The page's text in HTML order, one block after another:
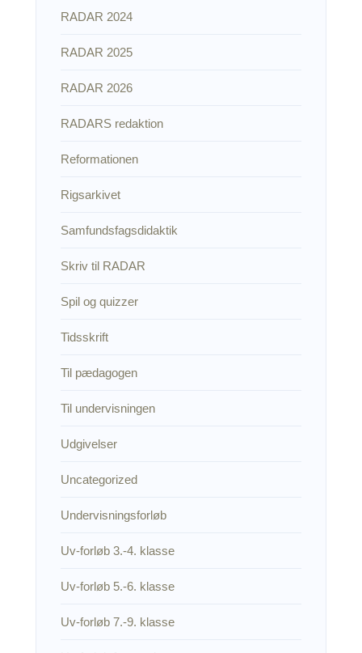
RADAR 2024
RADAR 2025
RADAR 2026
RADARS redaktion
Reformationen
Rigsarkivet
Samfundsfagsdidaktik
Skriv til RADAR
Spil og quizzer
Tidsskrift
Til pædagogen
Til undervisningen
Udgivelser
Uncategorized
Undervisningsforløb
Uv-forløb 3.-4. klasse
Uv-forløb 5.-6. klasse
Uv-forløb 7.-9. klasse